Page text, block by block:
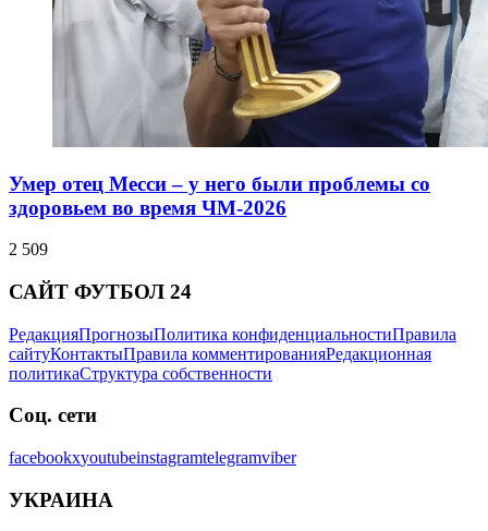
Умер отец Месси – у него были проблемы со
здоровьем во время ЧМ-2026
2 509
САЙТ ФУТБОЛ 24
РедакцияПрогнозыПолитика конфиденциальностиПравила
сайтуКонтактыПравила комментированияРедакционная
политикаСтруктура собственности
Соц. сети
facebookxyoutubeinstagramtelegramviber
УКРАИНА